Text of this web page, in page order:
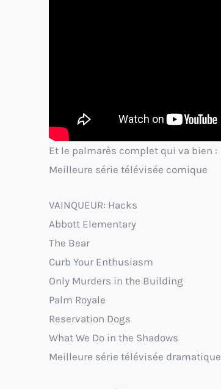
Et le palmarès complet qui va bien :
Meilleure série télévisée comique
VAINQUEUR: Hacks
Abbott Elementary
The Bear
Curb Your Enthusiasm
Only Murders in the Building
Palm Royale
Reservation Dogs
What We Do in the Shadows
Meilleure série télévisée dramatique